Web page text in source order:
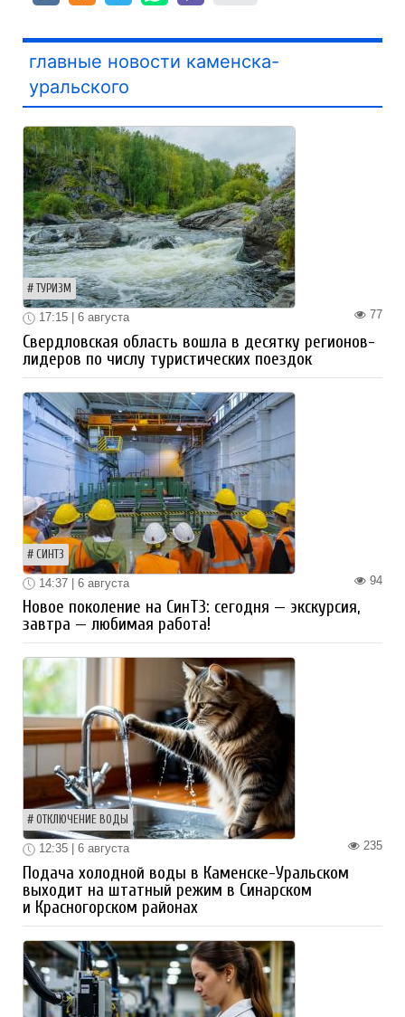
главные новости каменска-
уральского
ТУРИЗМ
77
17:15 | 6 августа
Свердловская область вошла в десятку регионов-
лидеров по числу туристических поездок
СИНТЗ
94
14:37 | 6 августа
Новое поколение на СинТЗ: сегодня — экскурсия,
завтра — любимая работа!
ОТКЛЮЧЕНИЕ ВОДЫ
235
12:35 | 6 августа
Подача холодной воды в Каменске-Уральском
выходит на штатный режим в Синарском
и Красногорском районах